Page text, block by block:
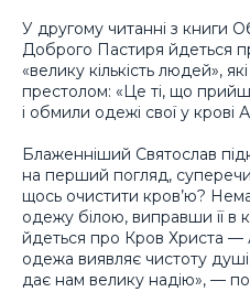
У другому читанні з книги
Доброго Пастиря йдеться
«велику кількість людей»,
престолом: «Це ті, що
і обмили одежі свої у крові
Блаженніший Святослав
на перший погляд,
щось очистити кров’ю?
одежу білою, виправши її в
йдеться про Кров Христа —
одежа виявляє чистоту
дає нам велику надію», —